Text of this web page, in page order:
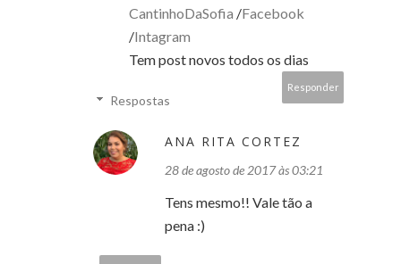
CantinhoDaSofia /Facebook
/Intagram
Tem post novos todos os dias
Responder
Respostas
ANA RITA CORTEZ
28 de agosto de 2017 às 03:21
Tens mesmo!! Vale tão a
pena :)